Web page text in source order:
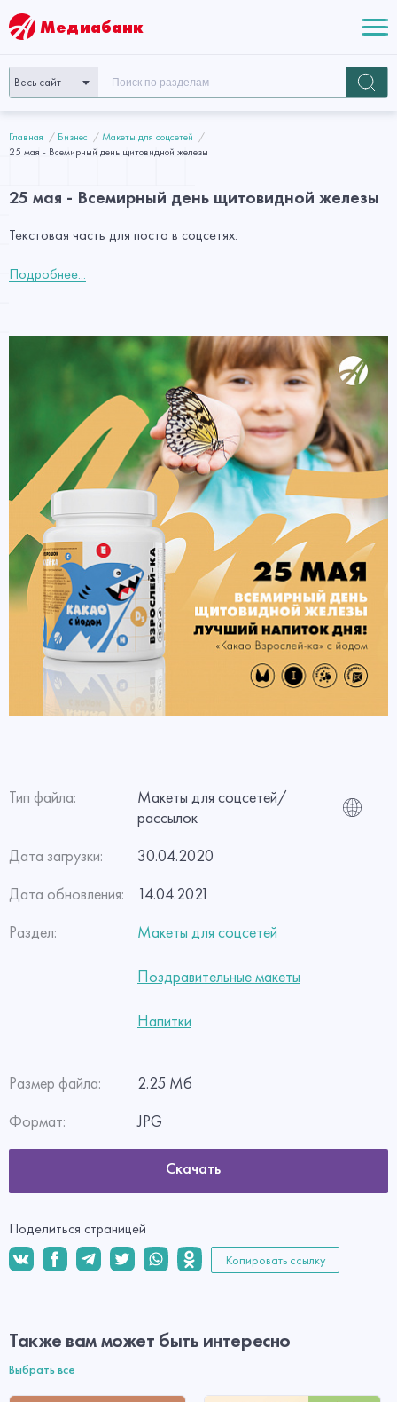
Медиабанк
Весь сайт
Главная Бизнес
Макеты для соцсетей
25 мая - Всемирный день щитовидной железы
25 мая - Всемирный день щитовидной железы
Текстовая часть для поста в соцсетях:
Подробнее...
Тип файла:
Макеты для соцсетей/
рассылок
Дата загрузки:
30.04.2020
Дата обновления:
14.04.2021
Раздел:
Макеты для соцсетей
Поздравительные макеты
Напитки
Размер файла:
2.25 Мб
Формат:
JPG
Скачать
Поделиться страницей
Копировать ссылку
Также вам может быть интересно
Выбрать все